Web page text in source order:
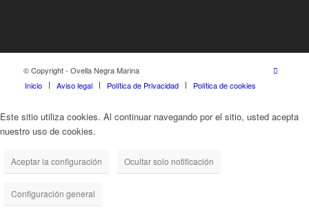
© Copyright - Ovella Negra Marina
Inicio
Aviso legal Política de Privacidad Política de cookies
Este sitio utiliza cookies. Al continuar navegando por el sitio, usted acepta
nuestro uso de cookies.
Aceptar la configuración Ocultar solo notificación
Configuración general